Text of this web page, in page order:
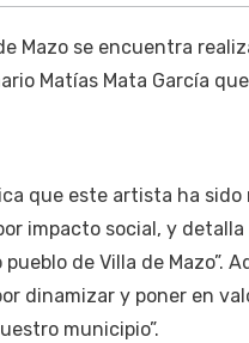
Mazo se encuentra
Matías Mata García
que este artista ha
impacto social, y
de Villa de Mazo”.
dinamizar y poner en
municipio”.